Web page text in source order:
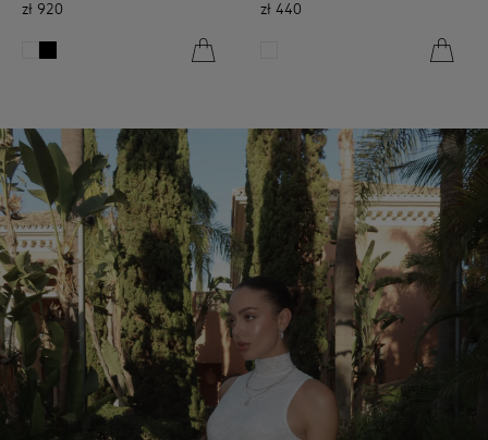
zł 920 zł 440